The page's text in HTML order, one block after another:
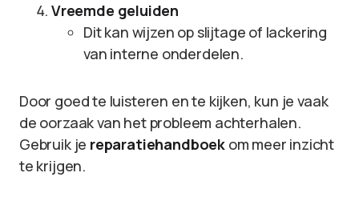
Vreemde geluiden
Dit kan wijzen op slijtage of lackering
van interne onderdelen.
Door goed te luisteren en te kijken, kun je vaak
de oorzaak van het probleem achterhalen.
Gebruik je reparatiehandboekom meer inzicht
te krijgen.